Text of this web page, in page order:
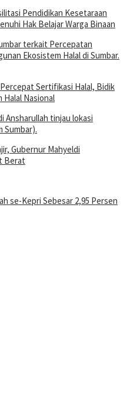
Pendidikan Kesetaraan
Hak Belajar Warga Binaan
Sertifikasi Halal, Bidik
Halal Nasional
Gubernur Mahyeldi
Berat
se-Kepri Sebesar 2,95 Persen